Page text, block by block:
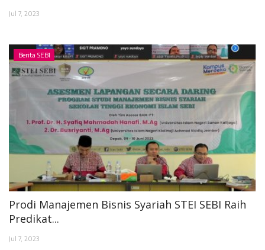
Jul 7, 2023
Berita SEBI
Prodi Manajemen Bisnis Syariah STEI SEBI Raih
Predikat...
Jul 7, 2023